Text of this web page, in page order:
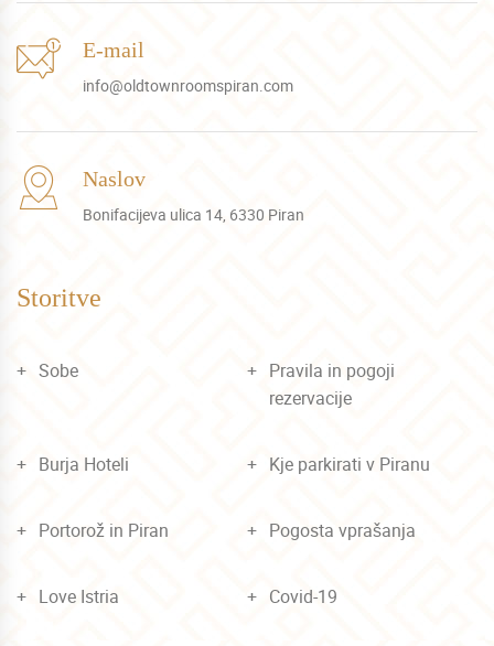
Storitve
Sobe
Pravila in pogoji
rezervacije
Burja Hoteli Kje parkirati v Piranu
Portorož in Piran Pogosta vprašanja
Love Istria Covid-19
E-mail
info@oldtownroomspiran.com
Naslov
Bonifacijeva ulica 14, 6330 Piran